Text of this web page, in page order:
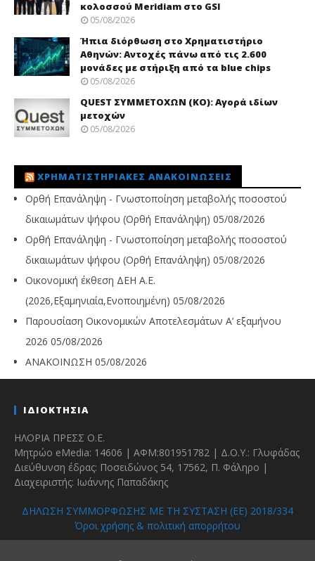
κολοσσού Meridiam στο GSI
05/08/2026
Ήπια διόρθωση στο Χρηματιστήριο
Αθηνών: Αντοχές πάνω από τις 2.600
μονάδες με στήριξη από τα blue chips
05/08/2026
QUEST ΣΥΜΜΕΤΟΧΩΝ (ΚΟ): Αγορά ιδίων
μετοχών
05/08/2026
ΧΡΗΜΑΤΙΣΤΗΡΙΑΚΈΣ ΑΝΑΚΟΙΝΏΣΕΙΣ
Ορθή Επανάληψη - Γνωστοποίηση μεταβολής ποσοστού
δικαιωμάτων ψήφου (Ορθή Επανάληψη) 05/08/2026
Ορθή Επανάληψη - Γνωστοποίηση μεταβολής ποσοστού
δικαιωμάτων ψήφου (Ορθή Επανάληψη) 05/08/2026
Οικονομική έκθεση ΔΕΗ Α.Ε.
(2026,Εξαμηνιαία,Ενοποιημένη) 05/08/2026
Παρουσίαση Οικονομικών Αποτελεσμάτων Α’ εξαμήνου
2026 05/08/2026
ΑΝΑΚΟΙΝΩΣΗ 05/08/2026
ΙΔΙΟΚΤΗΣΙΑ
ΗΛΟΡΙΑ ΠΡΕΣΣ Ο.Ε.
Μητρώο eMedia: 14606 | ΑΦΜ:801951782 | Δ.Ο.Υ.: Γλυφάδας
Διεύθυνση έδρας: Ποσειδώνος 54, 17562, Π. Φάληρο |
Διαχειριστής: Ιωάννης Παπαδάκης
ΔΗΛΩΣΗ ΣΥΜΜΟΡΦΩΣΗΣ ΜΕ ΤΗ ΣΥΣΤΑΣΗ (ΕΕ) 2018/334
Όροι χρήσης & πολιτική απορρήτου